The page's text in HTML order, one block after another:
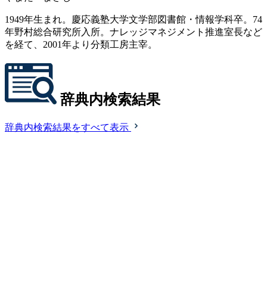
1949年生まれ。慶応義塾大学文学部図書館・情報学科卒。74
年野村総合研究所入所。ナレッジマネジメント推進室長など
を経て、2001年より分類工房主宰。
辞典内検索結果
辞典内検索結果をすべて表示